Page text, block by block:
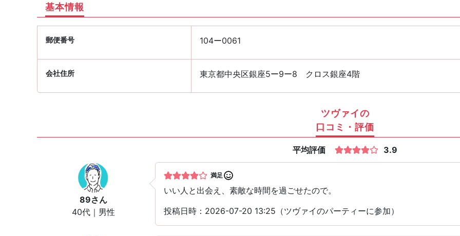
基本情報
郵便番号 104ー0061
会社住所 東京都中央区銀座5ー9ー8 クロス銀座4階
ツヴァイの
口コミ・評価
平均評価 3.9
89さん
40代｜男性
満足
いい人と出会え、素敵な時間を過ごせたので。
投稿日時：2026-07-20 13:25（ツヴァイのパーティーに参加）